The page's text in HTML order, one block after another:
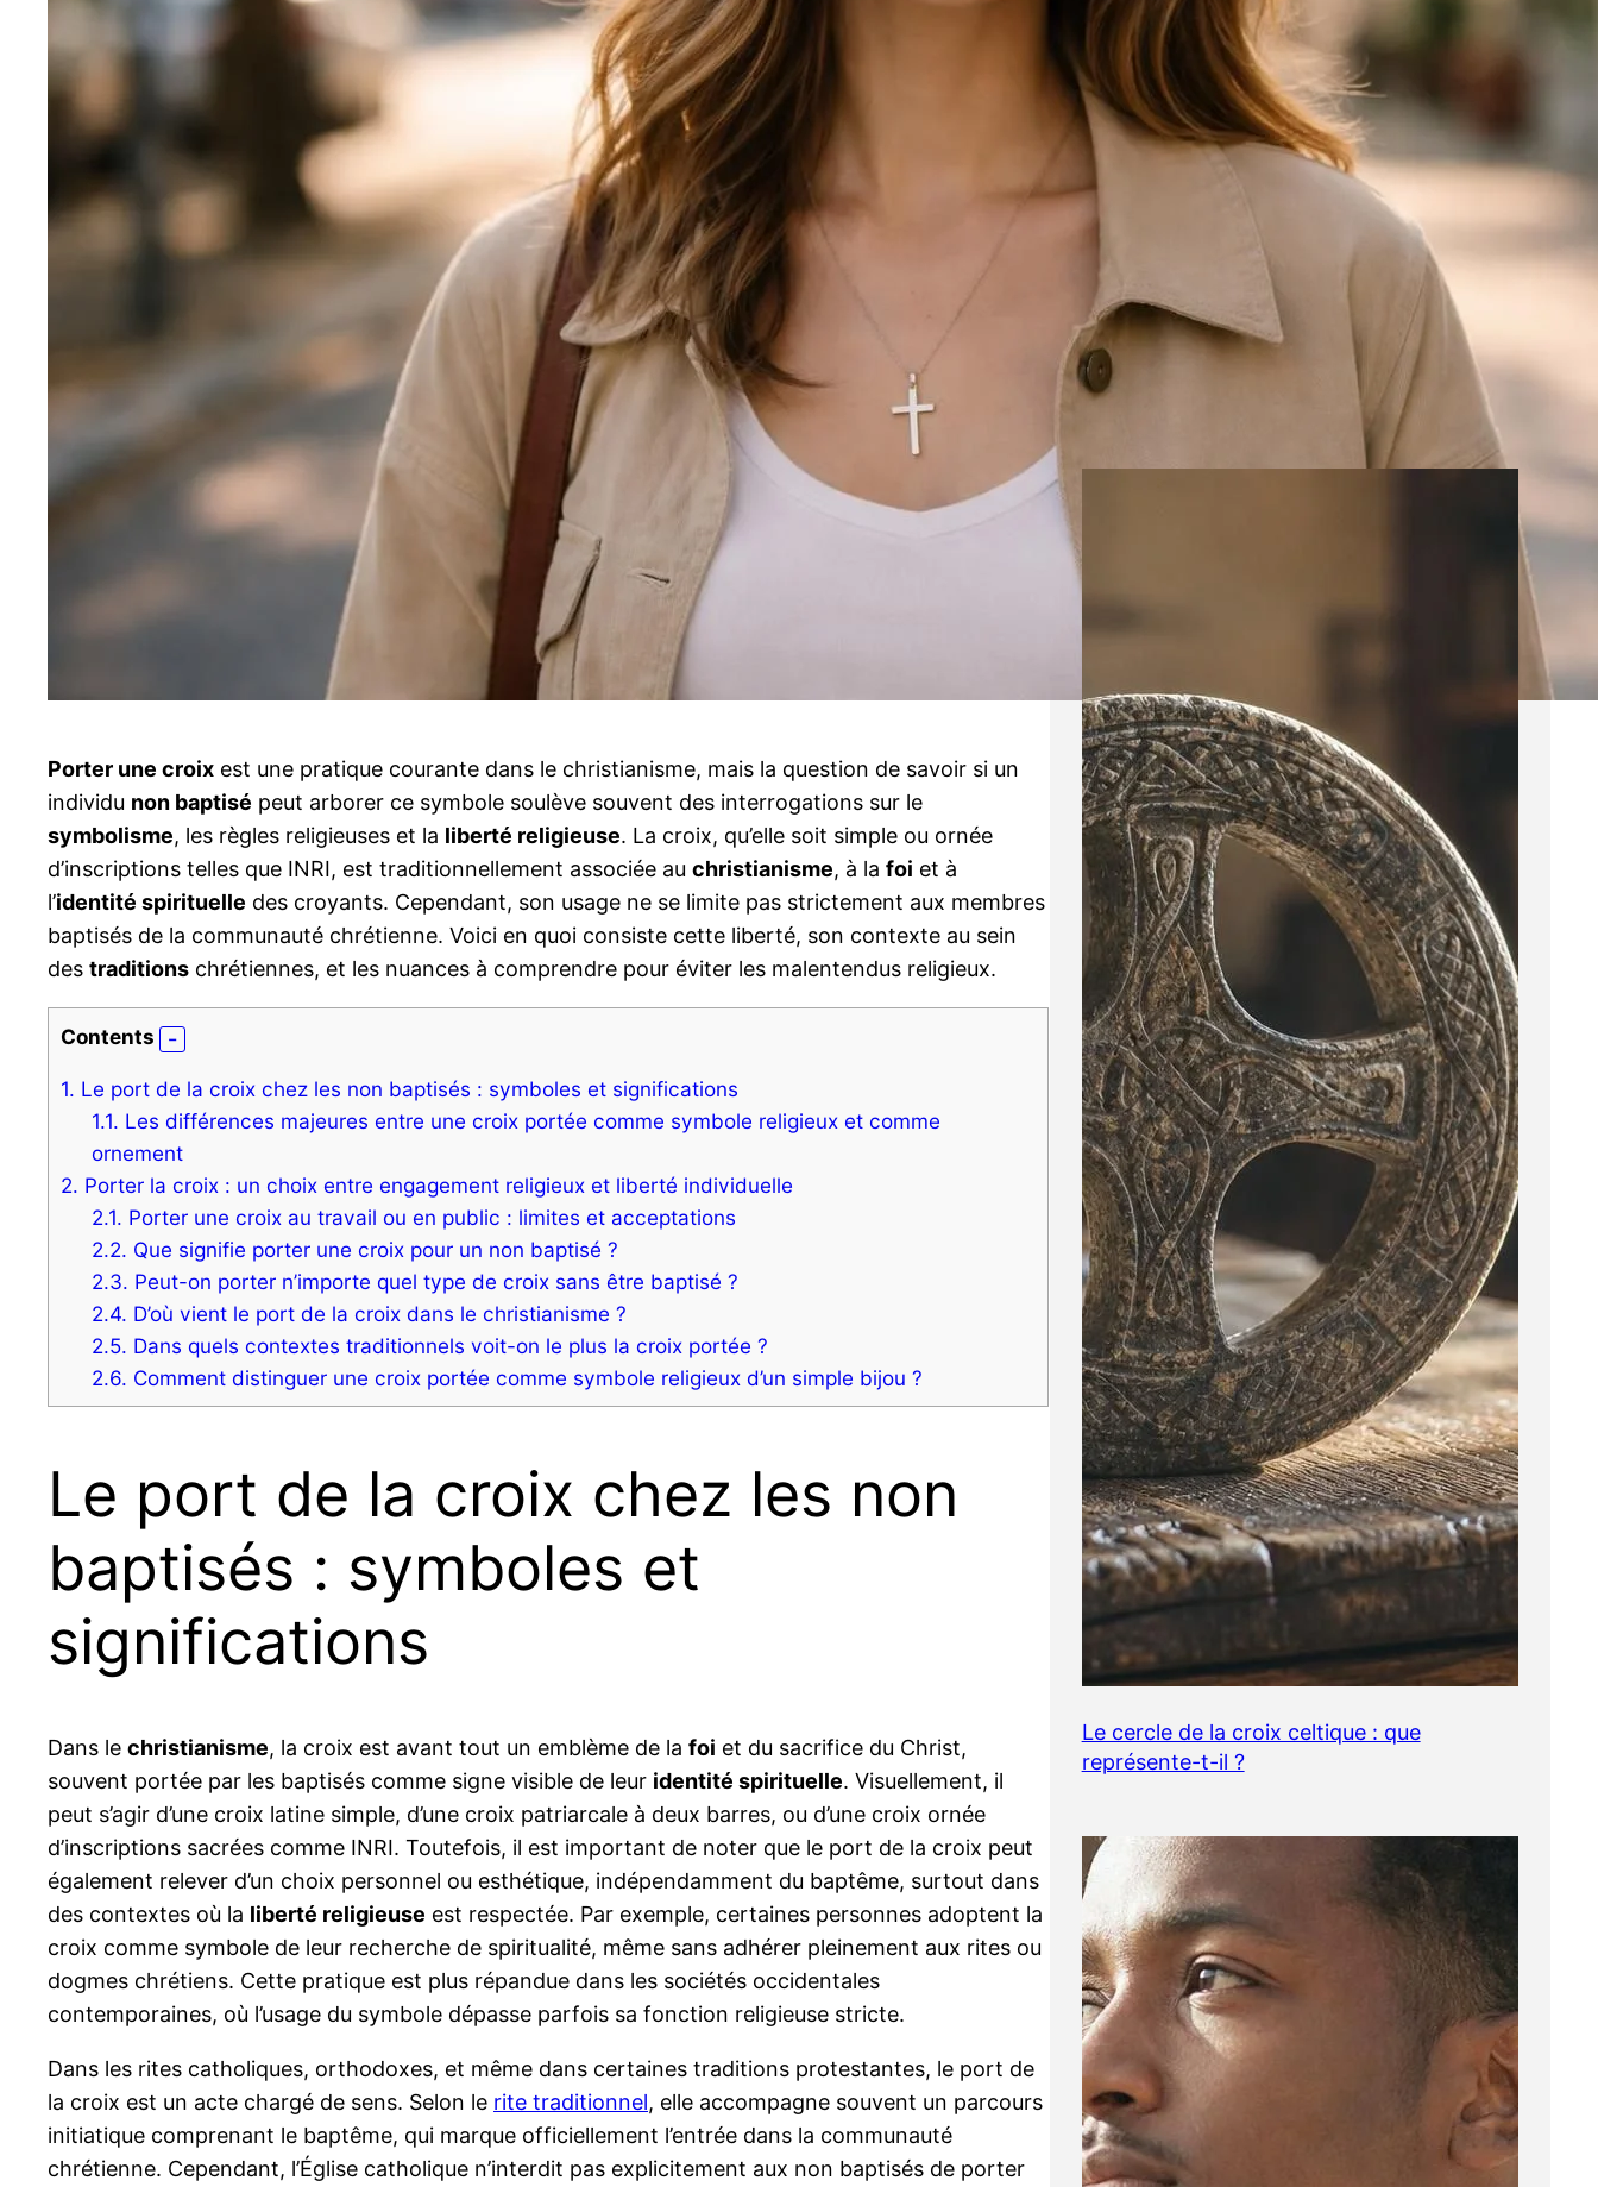
Porter une croix est une pratique courante dans le christianisme, mais la question de savoir si un
individu non baptisé peut arborer ce symbole soulève souvent des interrogations sur le
symbolisme, les règles religieuses et la liberté religieuse. La croix, qu’elle soit simple ou ornée
d’inscriptions telles que INRI, est traditionnellement associée au christianisme, à la foi et à
l’identité spirituelle des croyants. Cependant, son usage ne se limite pas strictement aux membres
baptisés de la communauté chrétienne. Voici en quoi consiste cette liberté, son contexte au sein
des traditions chrétiennes, et les nuances à comprendre pour éviter les malentendus religieux.
Contents
1. Le port de la croix chez les non baptisés : symboles et significations
1.1. Les différences majeures entre une croix portée comme symbole religieux et comme
ornement
2. Porter la croix : un choix entre engagement religieux et liberté individuelle
2.1. Porter une croix au travail ou en public : limites et acceptations
2.2. Que signifie porter une croix pour un non baptisé ?
2.3. Peut-on porter n’importe quel type de croix sans être baptisé ?
2.4. D’où vient le port de la croix dans le christianisme ?
2.5. Dans quels contextes traditionnels voit-on le plus la croix portée ?
2.6. Comment distinguer une croix portée comme symbole religieux d’un simple bijou ?
Le port de la croix chez les non
baptisés : symboles et
significations
Dans le christianisme, la croix est avant tout un emblème de la foi et du sacrifice du Christ,
souvent portée par les baptisés comme signe visible de leur identité spirituelle. Visuellement, il
peut s’agir d’une croix latine simple, d’une croix patriarcale à deux barres, ou d’une croix ornée
d’inscriptions sacrées comme INRI. Toutefois, il est important de noter que le port de la croix peut
également relever d’un choix personnel ou esthétique, indépendamment du baptême, surtout dans
des contextes où la liberté religieuse est respectée. Par exemple, certaines personnes adoptent la
croix comme symbole de leur recherche de spiritualité, même sans adhérer pleinement aux rites ou
dogmes chrétiens. Cette pratique est plus répandue dans les sociétés occidentales
contemporaines, où l’usage du symbole dépasse parfois sa fonction religieuse stricte.
Dans les rites catholiques, orthodoxes, et même dans certaines traditions protestantes, le port de
la croix est un acte chargé de sens. Selon le rite traditionnel, elle accompagne souvent un parcours
initiatique comprenant le baptême, qui marque officiellement l’entrée dans la communauté
chrétienne. Cependant, l’Église catholique n’interdit pas explicitement aux non baptisés de porter
Croix huguenote
Croix latine
Croix orthodoxe
Crucifix
Sacrements
Meilleurs pages
Le cercle de la croix celtique : que
représente-t-il ?